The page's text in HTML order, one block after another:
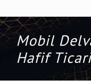
Mobil
Hafif